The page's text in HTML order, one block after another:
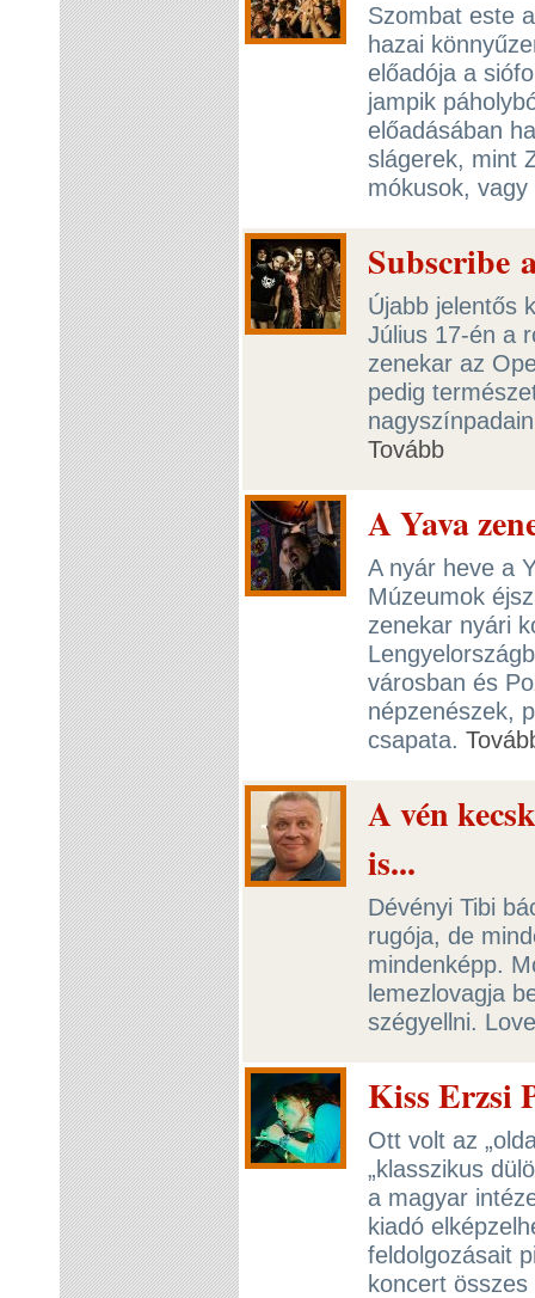
Szombat este
hazai
előadója a
jampik
előadásában
slágerek, mint
mókusok,
Subscribe
Újabb jelentős
Július 17-én a
zenekar az
pedig
Tovább
A Yava
A nyár heve a
Múzeumok
zenekar nyári
városban és
népzenészek,
csapata.
A vén
is...
Dévényi Tibi
rugója, de
mindenképp.
lemezlovagja
szégyellni.
Kiss Erzsi
Ott volt az
„klasszikus
a magyar
kiadó
feldolgozásait
koncert